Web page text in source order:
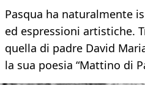
Pasqua ha naturalmente
ed espressioni artistiche.
quella di padre David
la sua poesia “Mattino di